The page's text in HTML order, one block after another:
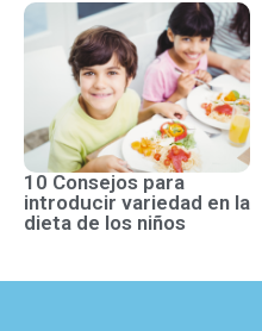
10 Consejos para
introducir variedad en la
dieta de los niños